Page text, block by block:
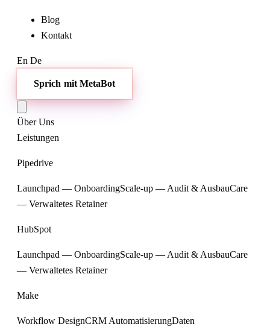
Blog
Kontakt
En De
Sprich mit MetaBot
Über Uns
Leistungen
Pipedrive
Launchpad — OnboardingScale-up — Audit & AusbauCare
— Verwaltetes Retainer
HubSpot
Launchpad — OnboardingScale-up — Audit & AusbauCare
— Verwaltetes Retainer
Make
Workflow DesignCRM AutomatisierungDaten